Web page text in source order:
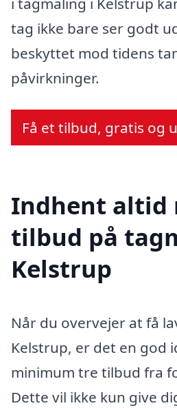
tag ikke bare ser godt
beskyttet mod tidens
påvirkninger.
Få et tilbud, gratis og
Indhent altid
tilbud på
Kelstrup
Når du overvejer at få
Kelstrup, er det en god
minimum tre tilbud fra
Dette vil ikke kun give